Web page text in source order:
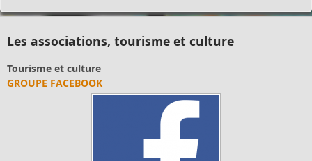
Les associations, tourisme et culture
Tourisme et culture
GROUPE FACEBOOK